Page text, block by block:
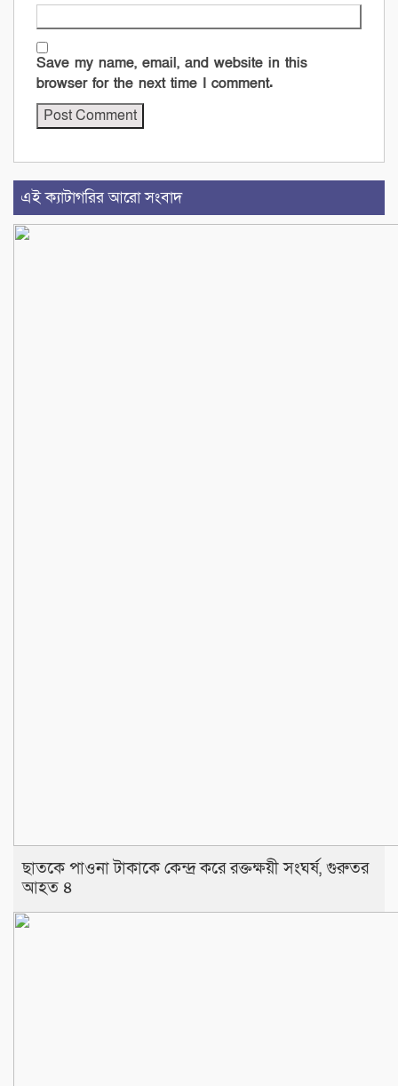
Save my name, email, and website in this
browser for the next time I comment.
এই ক্যাটাগরির আরো সংবাদ
‎​ছাতকে পাওনা টাকাকে কেন্দ্র করে রক্তক্ষয়ী সংঘর্ষ, গুরুতর
আহত ৪